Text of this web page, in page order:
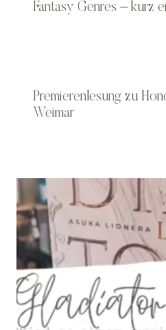
Fantasy Genres – kurz
Premierenlesung zu
Weimar